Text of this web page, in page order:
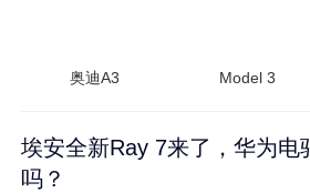
奥迪A3 Model 3
埃安全新Ray 7来了，华为电
吗？